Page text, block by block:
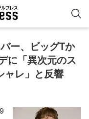
ー、ビッグTか
に「異次元のス
ャレ」と反響